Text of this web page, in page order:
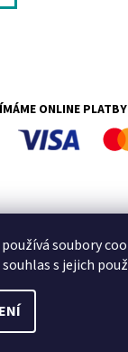
ONLINE PLATBY
soubory
s jejich